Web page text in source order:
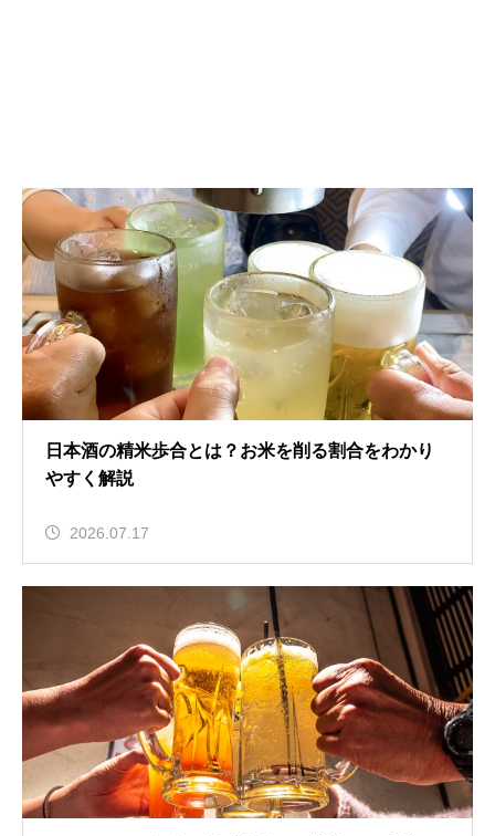
日本酒の精米歩合とは？お米を削る割合をわかり
やすく解説
2026.07.17